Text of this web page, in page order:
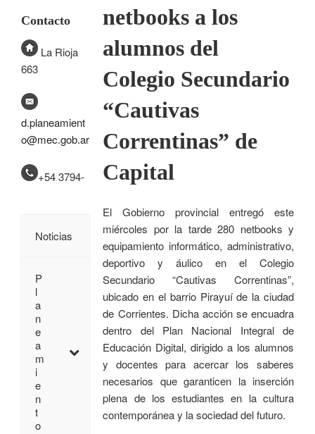
netbooks a los
alumnos del
Colegio Secundario
“Cautivas
Correntinas” de
Capital
El Gobierno provincial entregó este
miércoles por la tarde 280 netbooks y
equipamiento informático, administrativo,
deportivo y áulico en el Colegio
Secundario “Cautivas Correntinas”,
ubicado en el barrio Pirayuí de la ciudad
de Corrientes. Dicha acción se encuadra
dentro del Plan Nacional Integral de
Educación Digital, dirigido a los alumnos
y docentes para acercar los saberes
necesarios que garanticen la inserción
plena de los estudiantes en la cultura
contemporánea y la sociedad del futuro.
Contacto
La Rioja
663
d.planeamient
o@mec.gob.ar
+54 3794-
Noticias
P
l
a
n
e
a
m
i
e
n
t
o